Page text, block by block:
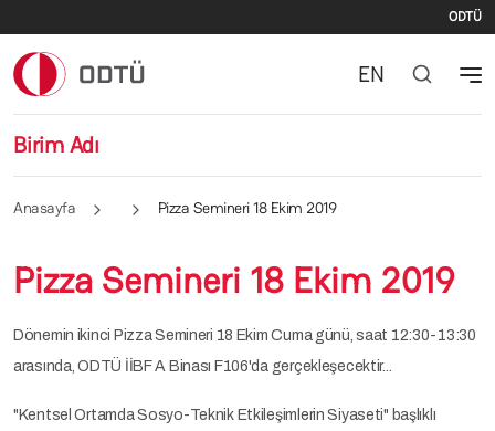
ODTÜ
Birim Adı
EN
Anasayfa Pizza Semineri 18 Ekim 2019
Pizza Semineri 18 Ekim 2019
Dönemin ikinci Pizza Semineri 18 Ekim Cuma günü, saat 12:30-13:30
arasında, ODTÜ İİBF A Binası F106'da gerçekleşecektir...
"Kentsel Ortamda Sosyo-Teknik Etkileşimlerin Siyaseti" başlıklı